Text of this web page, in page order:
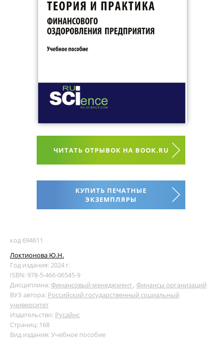
ЧИТАТЬ ОТРЫВОК НА BOOK.RU
КУПИТЬ ПЕЧАТНЫЕ
ЭКЗЕМПЛЯРЫ
код 694611
Локтионова Ю.Н.
Год издания: 2024 г.
ISBN: 978-5-466-06545-9
Дисциплина: Финансовый менеджмент , Финансы организаций
ВУЗ автора: Российский государственный социальный
университет
Издательство: Русайнс
Страниц: 168
Вид издания: Учебное пособие